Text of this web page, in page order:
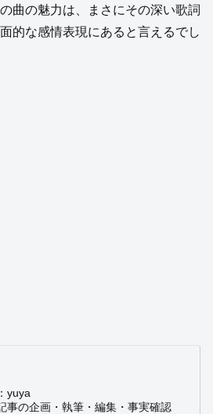
曲の魅力は、まさにその深い歌詞
的な感情表現にあると言えるでし
yuya
事の企画・執筆・編集・事実確認